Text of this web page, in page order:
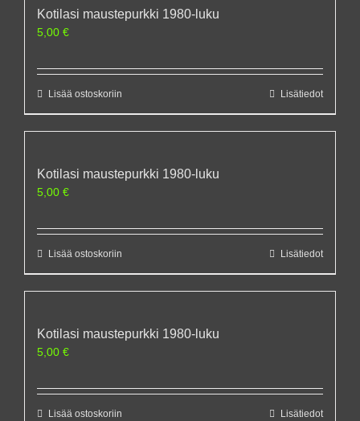
Kotilasi maustepurkki 1980-luku
5,00 €
Lisää ostoskoriin Lisätiedot
Kotilasi maustepurkki 1980-luku
5,00 €
Lisää ostoskoriin Lisätiedot
Kotilasi maustepurkki 1980-luku
5,00 €
Lisää ostoskoriin Lisätiedot